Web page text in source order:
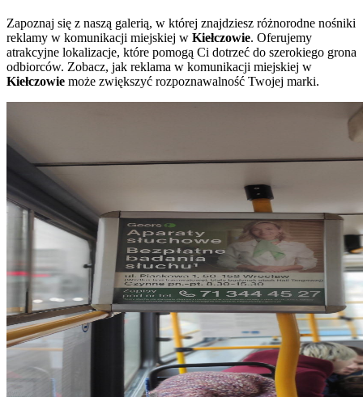
Zapoznaj się z naszą galerią, w której znajdziesz różnorodne nośniki
reklamy w komunikacji miejskiej w Kiełczowie. Oferujemy
atrakcyjne lokalizacje, które pomogą Ci dotrzeć do szerokiego grona
odbiorców. Zobacz, jak reklama w komunikacji miejskiej w
Kiełczowie może zwiększyć rozpoznawalność Twojej marki.